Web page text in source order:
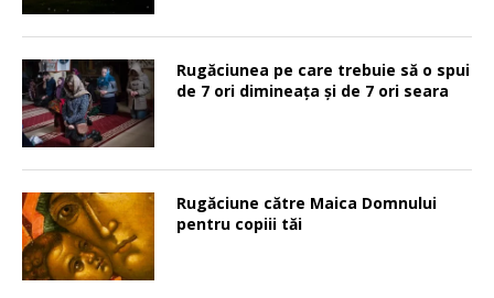
Rugăciunea pe care trebuie să o spui
de 7 ori dimineața și de 7 ori seara
Rugăciune către Maica Domnului
pentru copiii tăi